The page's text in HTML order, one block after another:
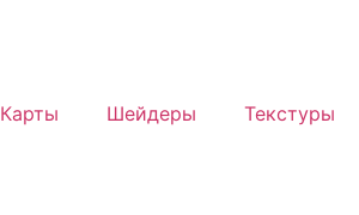
Карты Шейдеры Текстуры